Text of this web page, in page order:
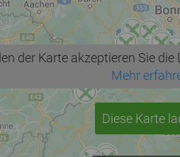
der Karte akzeptieren Sie
Mehr
Diese Karte